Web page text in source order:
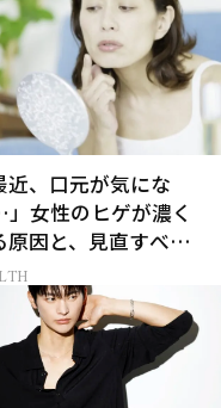
近、口元が気にな
女性のヒゲが濃く
原因と、見直すべき
習慣［医師監修］